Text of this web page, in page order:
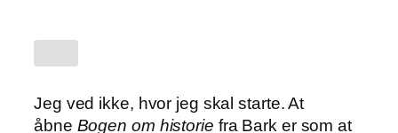
Jeg ved ikke, hvor jeg skal starte. At
åbne Bogen om historie fra Bark er som at